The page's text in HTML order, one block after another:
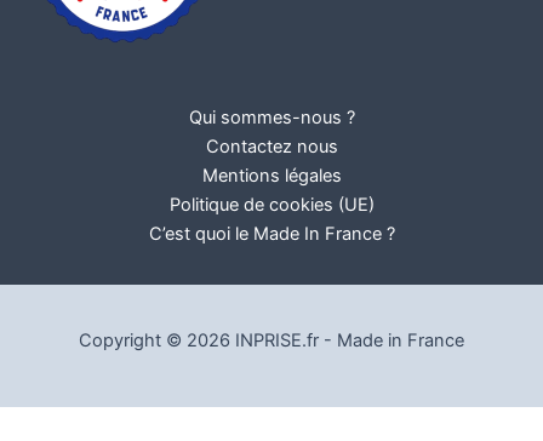
Qui sommes-nous ?
Contactez nous
Mentions légales
Politique de cookies (UE)
C’est quoi le Made In France ?
Copyright © 2026 INPRISE.fr - Made in France